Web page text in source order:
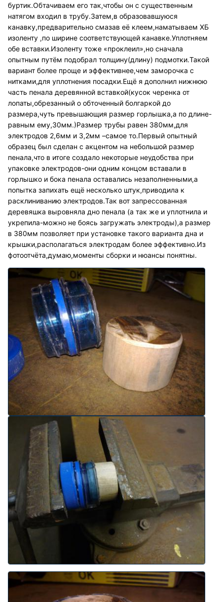
буртик.Обтачиваем его так,чтобы он с существенным
натягом входил в трубу.Затем,в образовавшуюся
канавку,предварительно смазав её клеем,наматываем ХБ
изоленту ,по ширине соответствующей канавке.Уплотняем
обе вставки.Изоленту тоже «проклеил»,но сначала
опытным путём подобрал толщину(длину) подмотки.Такой
вариант более проще и эффективнее,чем заморочка с
нитками,для уплотнения посадки.Ещё я дополнил нижнюю
часть пенала деревянной вставкой(кусок черенка от
лопаты,обрезанный о обточенный болгаркой до
размера,чуть превышающия размер горлышка,а по длине-
равным ему,30мм.)Размер трубы равен 380мм,для
электродов 2,6мм и 3,2мм –самое то.Первый опытный
образец был сделан с акцентом на небольшой размер
пенала,что в итоге создало некоторые неудобства при
упаковке электродов-они одним концом вставали в
горлышко и бока пенала оставались незаполненными,а
попытка запихать ещё несколько штук,приводила к
расклиниванию электродов.Так вот запрессованная
деревяшка выровняла дно пенала (а так же и уплотнила и
укрепила-можно не боясь загружать электроды),а размер
в 380мм позволяет при установке такого варианта дна и
крышки,располагаться электродам более эффективно.Из
фотоотчёта,думаю,моменты сборки и нюансы понятны.